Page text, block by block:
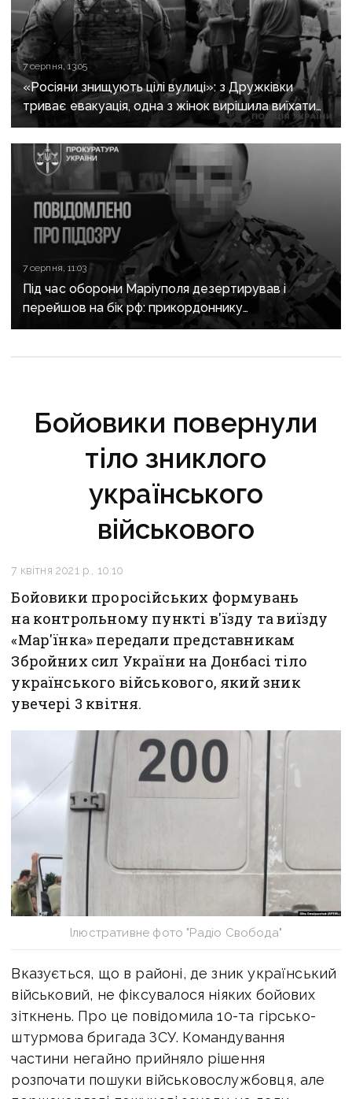
7 серпня, 13:05
«Росіяни знищують цілі вулиці»: з Дружківки
триває евакуація, одна з жінок вирішила виїхати
після загибелі чоловіка
7 серпня, 11:03
Під час оборони Маріуполя дезертирував і
перейшов на бік рф: прикордоннику
з «Азовсталі» повідомили про підозру
Бойовики повернули
тіло зниклого
українського
військового
7 квітня 2021 р., 10:10
Бойовики проросійських формувань
на контрольному пункті в'їзду та виїзду
«Мар'їнка» передали представникам
Збройних сил України на Донбасі тіло
українського військового, який зник
увечері 3 квітня.
Ілюстративне фото "Радіо Свобода"
Вказується, що в районі, де зник український
військовий, не фіксувалося ніяких бойових
зіткнень. Про це повідомила 10-та гірсько-
штурмова бригада ЗСУ. Командування
частини негайно прийняло рішення
розпочати пошуки військовослужбовця, але